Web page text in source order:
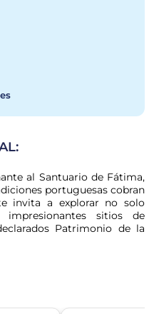
al Santuario de Fátima,
portuguesas cobran
invita a explorar no solo
sitios de
Patrimonio de la